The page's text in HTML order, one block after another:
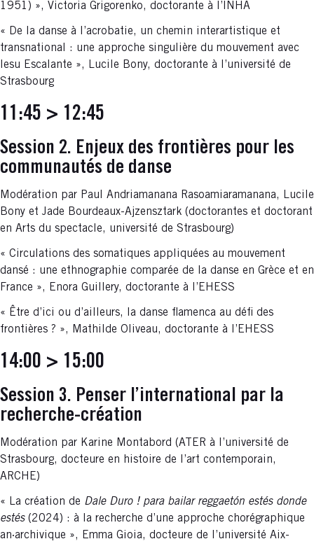
1951) », Victoria Grigorenko, doctorante à l’INHA
« De la danse à l’acrobatie, un chemin interartistique et
transnational : une approche singulière du mouvement avec
Iesu Escalante », Lucile Bony, doctorante à l’université de
Strasbourg
11:45 > 12:45
Session 2. Enjeux des frontières pour les
communautés de danse
Modération par Paul Andriamanana Rasoamiaramanana, Lucile
Bony et Jade Bourdeaux-Ajzensztark (doctorantes et doctorant
en Arts du spectacle, université de Strasbourg)
« Circulations des somatiques appliquées au mouvement
dansé : une ethnographie comparée de la danse en Grèce et en
France », Enora Guillery, doctorante à l’EHESS
« Être d’ici ou d’ailleurs, la danse flamenca au défi des
frontières ? », Mathilde Oliveau, doctorante à l’EHESS
14:00 > 15:00
Session 3. Penser l’international par la
recherche-création
Modération par Karine Montabord (ATER à l’université de
Strasbourg, docteure en histoire de l’art contemporain,
ARCHE)
« La création de Dale Duro ! para bailar reggaetón estés donde
estés(2024) : à la recherche d’une approche chorégraphique
an·archivique », Emma Gioia, docteure de l’université Aix-